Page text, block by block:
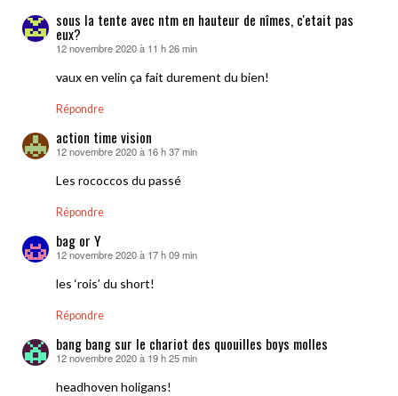
sous la tente avec ntm en hauteur de nîmes, c'etait pas
eux?
dit :
12 novembre 2020 à 11 h 26 min
vaux en velin ça fait durement du bien!
Répondre
action time vision
dit :
12 novembre 2020 à 16 h 37 min
Les rococcos du passé
Répondre
bag or Y
dit :
12 novembre 2020 à 17 h 09 min
les ‘rois’ du short!
Répondre
bang bang sur le chariot des quouilles boys molles
dit :
12 novembre 2020 à 19 h 25 min
headhoven holigans!